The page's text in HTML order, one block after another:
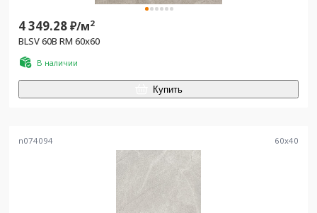
4 349.28₽/м2
BLSV 60B RM 60x60
В наличии
Купить
n074094 60x40